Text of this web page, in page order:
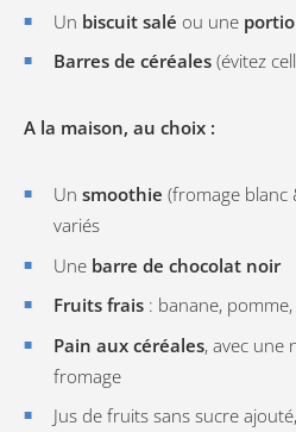
Un biscuit salé ou une
Barres de céréales (évitez
A la maison, au choix :
Un smoothie (fromage blanc
variés
Une barre de chocolat noir
Fruits frais : banane,
Pain aux céréales, avec une
fromage
Jus de fruits sans sucre